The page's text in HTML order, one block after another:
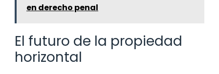
en derecho penal
El futuro de la propiedad
horizontal